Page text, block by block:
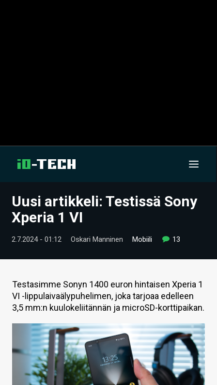
UUTISET
TIETOA
HINTA.FI
KAUPPA
VAIHDA TEEMA
Uusi artikkeli: Testissä Sony
Xperia 1 VI
2.7.2024 - 01:12 Oskari Manninen Mobiili 13
Testasimme Sonyn 1400 euron hintaisen Xperia 1
VI -lippulaivaälypuhelimen, joka tarjoaa edelleen
3,5 mm:n kuulokeliitännän ja microSD-korttipaikan.